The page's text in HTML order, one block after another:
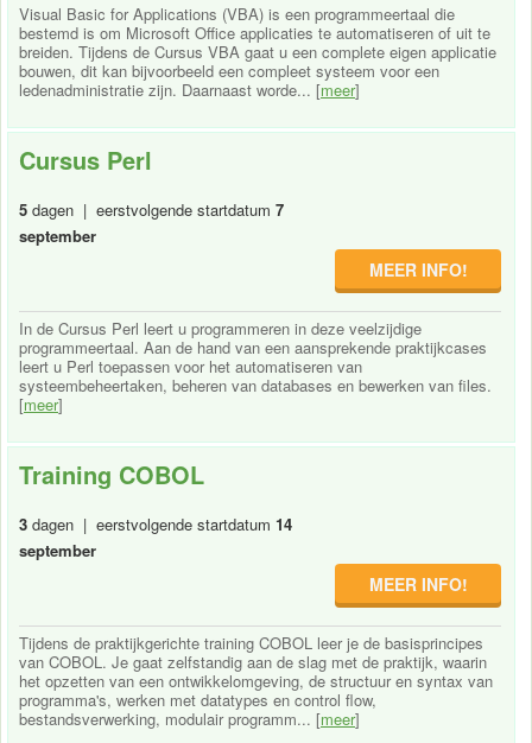
Visual Basic for Applications (VBA) is een programmeertaal die
bestemd is om Microsoft Office applicaties te automatiseren of uit te
breiden. Tijdens de Cursus VBA gaat u een complete eigen applicatie
bouwen, dit kan bijvoorbeeld een compleet systeem voor een
ledenadministratie zijn. Daarnaast worde... [meer]
Cursus Perl
5 dagen | eerstvolgende startdatum 7
september
MEER INFO!
In de Cursus Perl leert u programmeren in deze veelzijdige
programmeertaal. Aan de hand van een aansprekende praktijkcases
leert u Perl toepassen voor het automatiseren van
systeembeheertaken, beheren van databases en bewerken van files.
[meer]
Training COBOL
3 dagen | eerstvolgende startdatum 14
september
MEER INFO!
Tijdens de praktijkgerichte training COBOL leer je de basisprincipes
van COBOL. Je gaat zelfstandig aan de slag met de praktijk, waarin
het opzetten van een ontwikkelomgeving, de structuur en syntax van
programma's, werken met datatypes en control flow,
bestandsverwerking, modulair programm... [meer]